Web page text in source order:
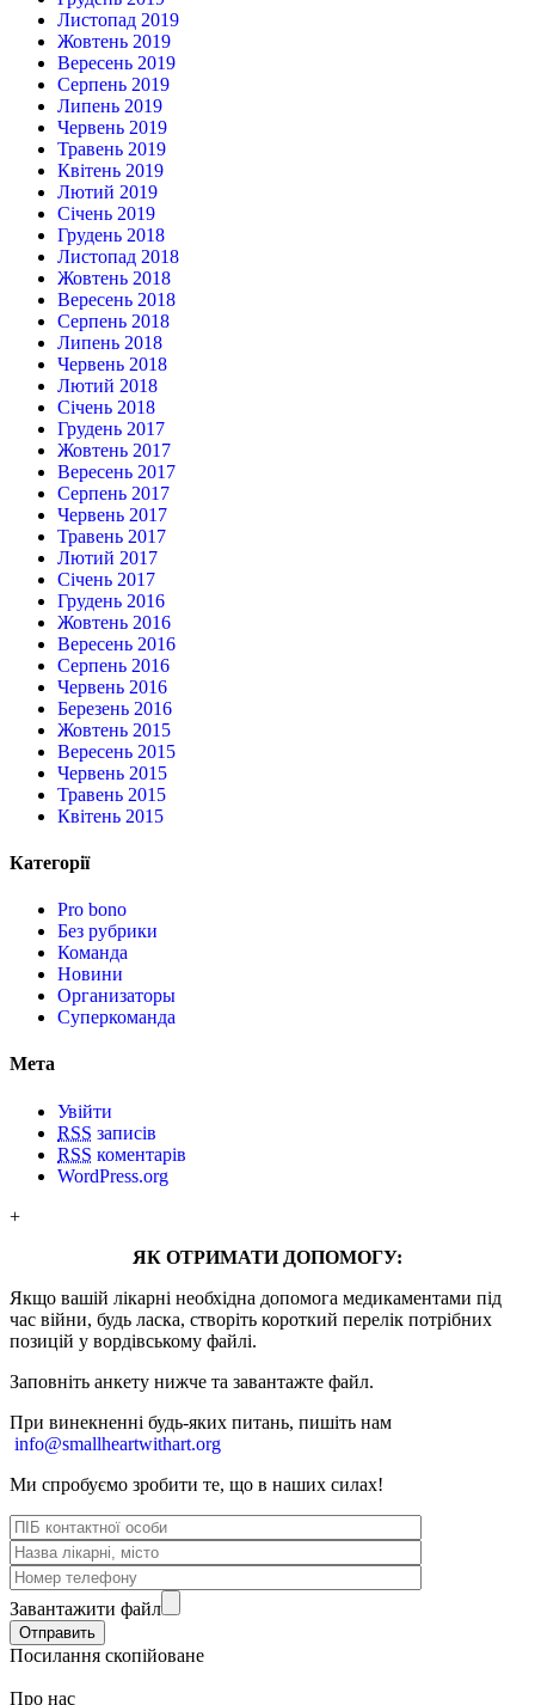
Листопад 2019
Жовтень 2019
Вересень 2019
Серпень 2019
Липень 2019
Червень 2019
Травень 2019
Квітень 2019
Лютий 2019
Січень 2019
Грудень 2018
Листопад 2018
Жовтень 2018
Вересень 2018
Серпень 2018
Липень 2018
Червень 2018
Лютий 2018
Січень 2018
Грудень 2017
Жовтень 2017
Вересень 2017
Серпень 2017
Червень 2017
Травень 2017
Лютий 2017
Січень 2017
Грудень 2016
Жовтень 2016
Вересень 2016
Серпень 2016
Червень 2016
Березень 2016
Жовтень 2015
Вересень 2015
Червень 2015
Травень 2015
Квітень 2015
Категорії
Pro bono
Без рубрики
Команда
Новини
Организаторы
Суперкоманда
Мета
Увійти
RSS записів
RSS коментарів
WordPress.org
+
ЯК ОТРИМАТИ ДОПОМОГУ:
Якщо вашій лікарні необхідна допомога медикаментами під
час війни, будь ласка, створіть короткий перелік потрібних
позицій у вордівському файлі.
Заповніть анкету нижче та завантажте файл.
При винекненні будь-яких питань, пишіть нам
info@smallheartwithart.org
Ми спробуємо зробити те, що в наших силах!
Завантажити файл
Посилання скопійоване
Про нас